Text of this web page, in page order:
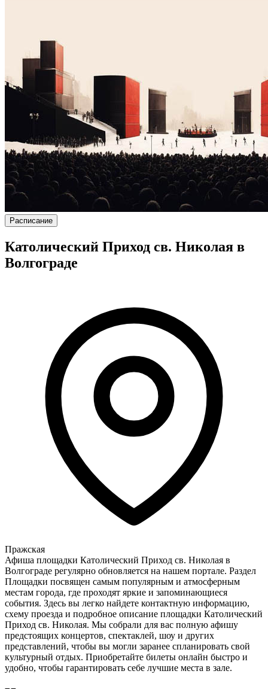
Расписание
Католический Приход св. Николая в
Волгограде
Пражская
Афиша площадки Католический Приход св. Николая в
Волгограде регулярно обновляется на нашем портале. Раздел
Площадки посвящен самым популярным и атмосферным
местам города, где проходят яркие и запоминающиеся
события. Здесь вы легко найдете контактную информацию,
схему проезда и подробное описание площадки Католический
Приход св. Николая. Мы собрали для вас полную афишу
предстоящих концертов, спектаклей, шоу и других
представлений, чтобы вы могли заранее спланировать свой
культурный отдых. Приобретайте билеты онлайн быстро и
удобно, чтобы гарантировать себе лучшие места в зале.